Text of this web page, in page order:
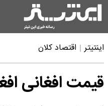
اینتیتر اقتصاد کلان
قیمت افغانی